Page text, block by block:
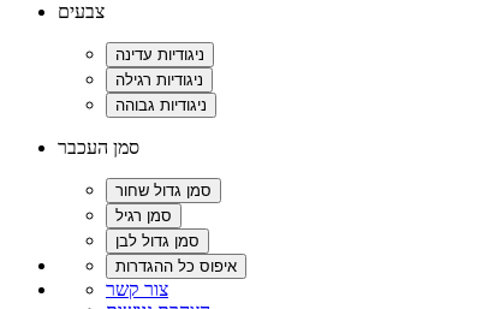
צבעים
סמן העכבר
צור קשר